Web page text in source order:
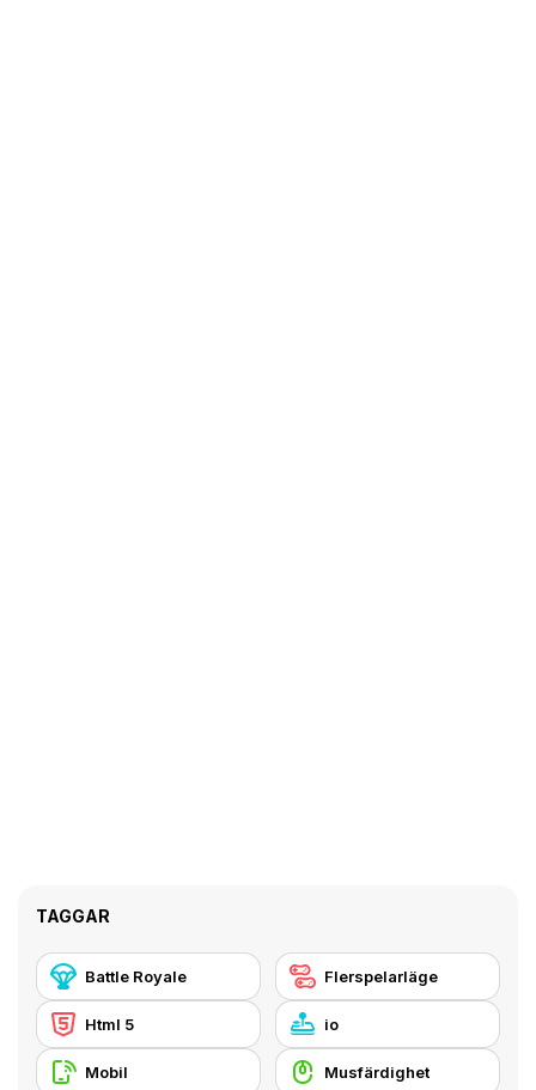
TAGGAR
Battle Royale Flerspelarläge
Html 5 io
Mobil Musfärdighet